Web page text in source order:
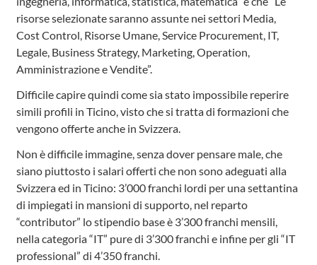
risorse selezionate saranno assunte nei settori Media,
Cost Control, Risorse Umane, Service Procurement, IT,
Legale, Business Strategy, Marketing, Operation,
Amministrazione e Vendite”.
Difficile capire quindi come sia stato impossibile reperire
simili profili in Ticino, visto che si tratta di formazioni che
vengono offerte anche in Svizzera.
Non è difficile immagine, senza dover pensare male, che
siano piuttosto i salari offerti che non sono adeguati alla
Svizzera ed in Ticino: 3’000 franchi lordi per una settantina
di impiegati in mansioni di supporto, nel reparto
“contributor” lo stipendio base è 3’300 franchi mensili,
nella categoria “IT” pure di 3’300 franchi e infine per gli “IT
professional” di 4’350 franchi.